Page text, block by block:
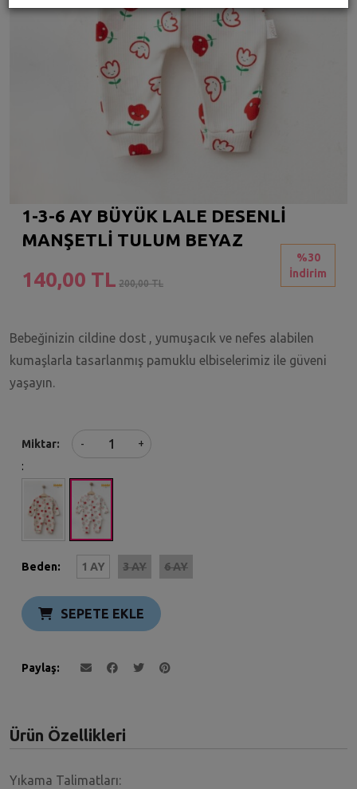
1-3-6 AY BÜYÜK LALE DESENLİ
MANŞETLİ TULUM BEYAZ
%30
İndirim
140,00 TL 200,00 TL
Bebeğinizin cildine dost , yumuşacık ve nefes alabilen
kumaşlarla tasarlanmış pamuklu elbiselerimiz ile güveni
yaşayın.
Miktar -
+
:
Beden: 1 AY 3 AY 6 AY
SEPETE EKLE
Paylaş
Ürün Özellikleri
Yıkama Talimatları: